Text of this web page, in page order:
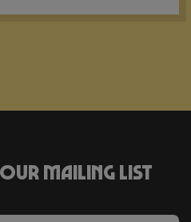
mailing list